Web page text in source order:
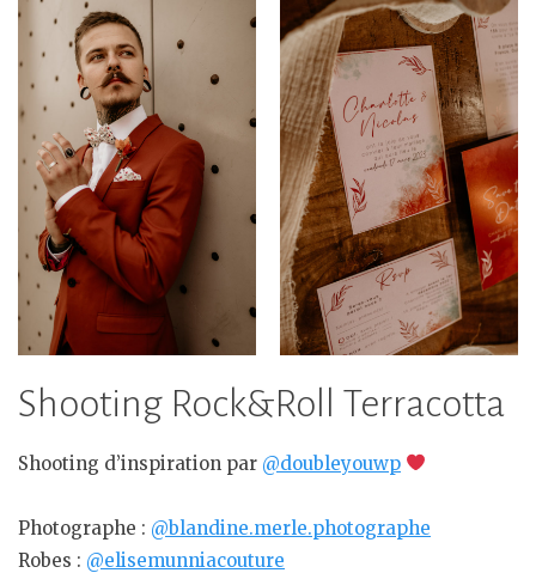
Shooting Rock&Roll Terracotta
Shooting d’inspiration par @doubleyouwp
Photographe : @blandine.merle.photographe
Robes : @elisemunniacouture